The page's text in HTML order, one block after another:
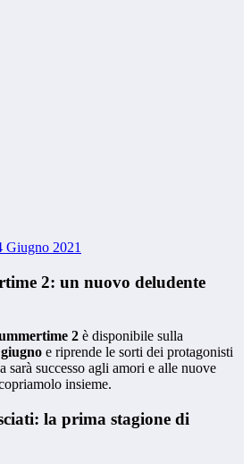
Giugno 2021
2: un nuovo deludente
2 è disponibile sulla
e riprende le sorti dei protagonisti
sarà successo agli amori e alle nuove
insieme.
la prima stagione di